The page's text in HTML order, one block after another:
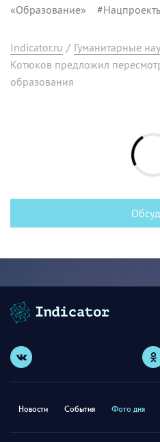
«Образование» #
Indicator.ru / Гуманитарные
Котюков предложил
образования
Новости События Фото дня